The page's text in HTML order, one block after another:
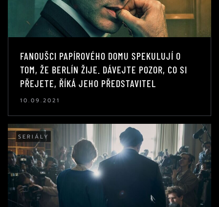
FANOUŠCI PAPÍROVÉHO DOMU SPEKULUJÍ O
TOM, ŽE BERLÍN ŽIJE. DÁVEJTE POZOR, CO SI
PŘEJETE, ŘÍKÁ JEHO PŘEDSTAVITEL
10.09.2021
SERIÁLY